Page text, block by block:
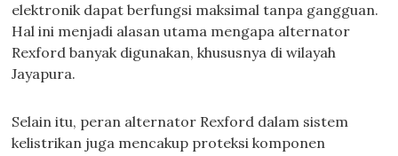
elektronik dapat berfungsi maksimal tanpa gangguan.
Hal ini menjadi alasan utama mengapa alternator
Rexford banyak digunakan, khususnya di wilayah
Jayapura.
Selain itu, peran alternator Rexford dalam sistem
kelistrikan juga mencakup proteksi komponen